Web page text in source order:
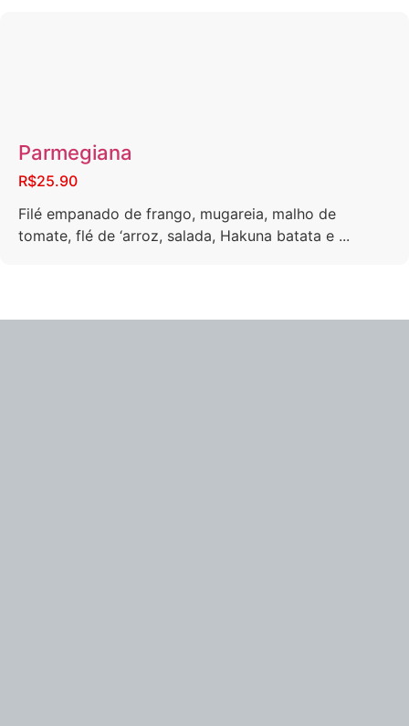
Parmegiana
R$25.90
Filé empanado de frango, mugareia, malho de
tomate, flé de ‘arroz, salada, Hakuna batata e ...